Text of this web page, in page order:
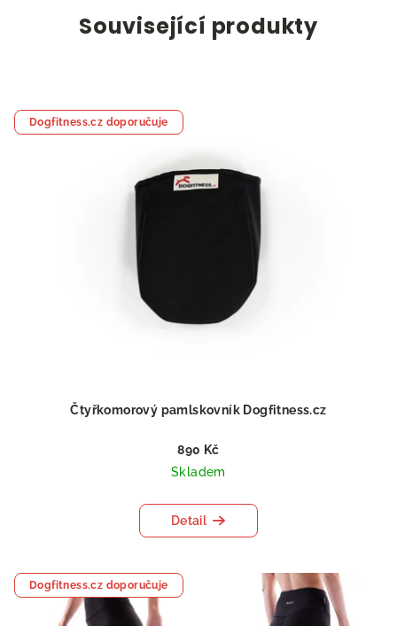
Související produkty
Dogfitness.cz doporučuje
Čtyřkomorový pamlskovník Dogfitness.cz
890 Kč
Skladem
Detail
Dogfitness.cz doporučuje